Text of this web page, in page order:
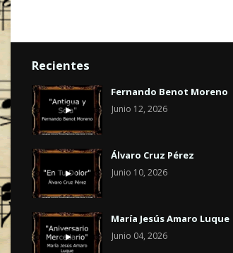
Recientes
Fernando Benot Moreno
Junio 12, 2026
Álvaro Cruz Pérez
Junio 10, 2026
María Jesús Amaro Luque
Junio 04, 2026